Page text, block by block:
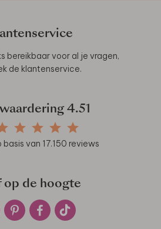
bereikbaar voor al je vragen,
de klantenservice.
4.51
basis van 17.150 reviews
op de hoogte